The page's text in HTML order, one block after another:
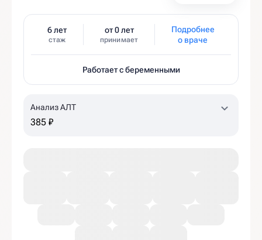
6 лет
стаж
от 0 лет
принимает
Подробнее
о враче
Работает с беременными
Анализ АЛТ
385 ₽